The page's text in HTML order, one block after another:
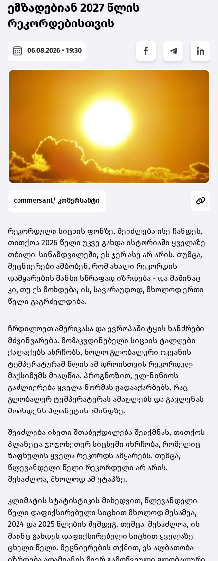
ემზადებიან 2027 წლის
რეკორდებისთვის
06.08.2026 • 19:30
commersant/ კომერსანტი
რეკორდული სიცხის ფონზე, შეიძლება ისე ჩანდეს,
თითქოს 2026 წელი უკვე გახდა ისტორიაში ყველაზე
თბილი. სინამდვილეში, ეს ჯერ ასე არ არის. თუმცა,
მეცნიერები ამბობენ, რომ ახალი რეკორდის
დამყარების შანსი სწრაფად იზრდება - და მაშინაც
კი, თუ ეს მოხდება, ის, სავარაუდოდ, მხოლოდ ერთი
წელი გაგრძელდება.
ჩრდილოეთ ამერიკასა და ევროპაში ტყის ხანძრები
მძვინვარებს. მომაკვდინებელი სიცხის ტალღები
ქალაქებს ახრჩობს, ხოლო გლობალური ოკეანის
ტემპერატურამ წლის ამ დროისთვის რეკორდულ
მაქსიმუმს მიაღწია. პროგნოზით, ელ-ნინიოს
გაძლიერება ყველა ნორმას გადააჭარბებს, რაც
გლობალურ ტემპერატურას ამაღლებს და გავლენას
მოახდენს პლანეტის ამინდზე.
შეიძლება ისეთი შთაბეჭდილება შეიქმნას, თითქოს
პლანეტა ჯოჯოხეთურ სიცხეში იხრჩობა, რომელიც
ზაფხულის ყველა რეკორდს ამყარებს. თუმცა,
წლევანდელი წელი რეკორდული არ არის.
შესაძლოა, მხოლოდ ამ ეტაპზე.
კლიმატის სტატისტიკის მიხედვით, წლევანდელი
წელი დაფიქსირებული სიცხით მხოლოდ მესამეა,
2024 და 2025 წლების შემდეგ. თუმცა, შესაძლოა, ის
მაინც გახდეს დაფიქსირებული სიცხით ყველაზე
ცხელი წელი. მეცნიერების თქმით, ეს ალბათობა